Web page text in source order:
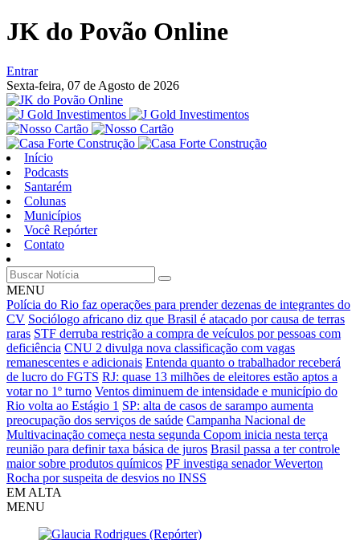
JK do Povão Online
Entrar
Sexta-feira, 07 de Agosto de 2026
Início
Podcasts
Santarém
Colunas
Municípios
Você Repórter
Contato
MENU
Polícia do Rio faz operações para prender dezenas de integrantes do
CV Sociólogo africano diz que Brasil é atacado por causa de terras
raras STF derruba restrição a compra de veículos por pessoas com
deficiência CNU 2 divulga nova classificação com vagas
remanescentes e adicionais Entenda quanto o trabalhador receberá
de lucro do FGTS RJ: quase 13 milhões de eleitores estão aptos a
votar no 1º turno Ventos diminuem de intensidade e município do
Rio volta ao Estágio 1 SP: alta de casos de sarampo aumenta
preocupação dos serviços de saúde Campanha Nacional de
Multivacinação começa nesta segunda Copom inicia nesta terça
reunião para definir taxa básica de juros Brasil passa a ter controle
maior sobre produtos químicos PF investiga senador Weverton
Rocha por suspeita de desvios no INSS
EM ALTA
MENU